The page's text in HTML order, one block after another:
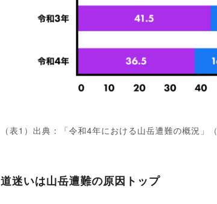
（表1）出典：「令和4年における山岳遭難の概況」
道迷いは山岳遭難の原因トップ